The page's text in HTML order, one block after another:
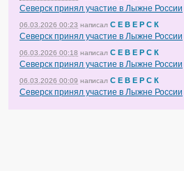
Северск принял участие в Лыжне России
06.03.2026 00:23 написал С Е В Е Р С К
Северск принял участие в Лыжне России
06.03.2026 00:18 написал С Е В Е Р С К
Северск принял участие в Лыжне России
06.03.2026 00:09 написал С Е В Е Р С К
Северск принял участие в Лыжне России